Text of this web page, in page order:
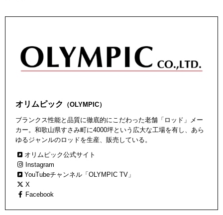
オリムピック （OLYMPIC）
ブランクス性能と品質に徹底的にこだわった老舗「ロッド」メー
カー。和歌山県すさみ町に4000坪という広大な工場を有し、あら
ゆるジャンルのロッドを生産、販売している。
オリムピック公式サイト
Instagram
YouTubeチャンネル「OLYMPIC TV」
X
Facebook